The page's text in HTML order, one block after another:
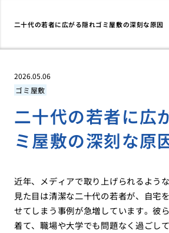
二十代の若者に広がる隠れゴミ屋敷の深刻な原因
2026.05.06
ゴミ屋敷
二十代の若者に広
ミ屋敷の深刻な原
近年、メディアで取り上げられるよう
見た目は清潔な二十代の若者が、自宅
せてしまう事例が急増しています。彼
着て、職場や大学でも問題なく過ごし